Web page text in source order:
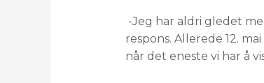
-Jeg har aldri gledet
respons. Allerede 12.
når det eneste vi har å